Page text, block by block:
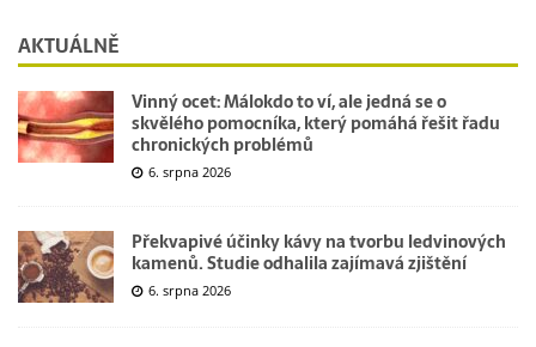
AKTUÁLNĚ
Vinný ocet: Málokdo to ví, ale jedná se o
skvělého pomocníka, který pomáhá řešit řadu
chronických problémů
6. srpna 2026
Překvapivé účinky kávy na tvorbu ledvinových
kamenů. Studie odhalila zajímavá zjištění
6. srpna 2026